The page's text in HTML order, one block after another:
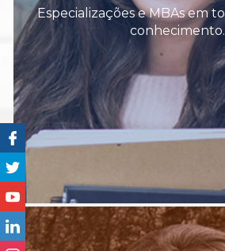
Especializações e MBAs em
conhecimento.